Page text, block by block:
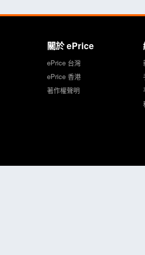
關於 ePrice
ePrice 台灣
ePrice 香港
著作權聲明